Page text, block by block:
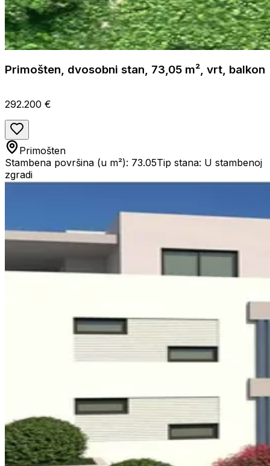
Primošten, dvosobni stan, 73,05 m², vrt, balkon
292.200 €
Primošten
Stambena površina (u m²): 73.05Tip stana: U stambenoj
zgradi